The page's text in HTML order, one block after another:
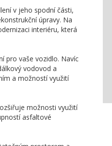
v jeho spodní části,
úpravy. Na
interiéru, která
pro vaše vozidlo. Navíc
vodovod a
a možností využití
možnosti využití
asfaltové